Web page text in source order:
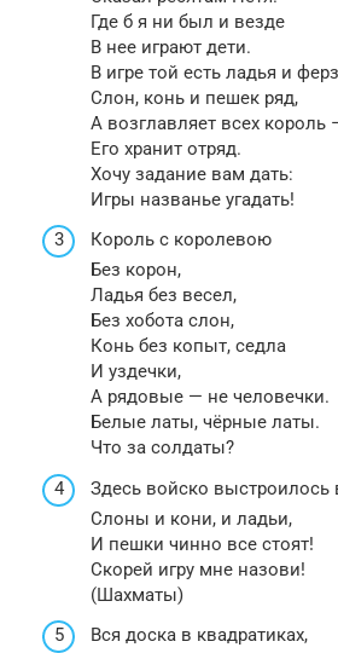
Где б я ни был и везде
В нее играют дети.
В игре той есть ладья и
Слон, конь и пешек ряд,
А возглавляет всех король
Его хранит отряд.
Хочу задание вам дать:
Игры названье угадать!
Король с королевою
Без корон,
Ладья без весел,
Без хобота слон,
Конь без копыт, седла
И уздечки,
А рядовые — не человечки.
Белые латы, чёрные латы.
Что за солдаты?
Здесь войско выстроилось
Слоны и кони, и ладьи,
И пешки чинно все стоят!
Скорей игру мне назови!
(Шахматы)
Вся доска в квадратиках,